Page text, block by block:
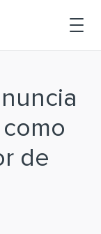
de